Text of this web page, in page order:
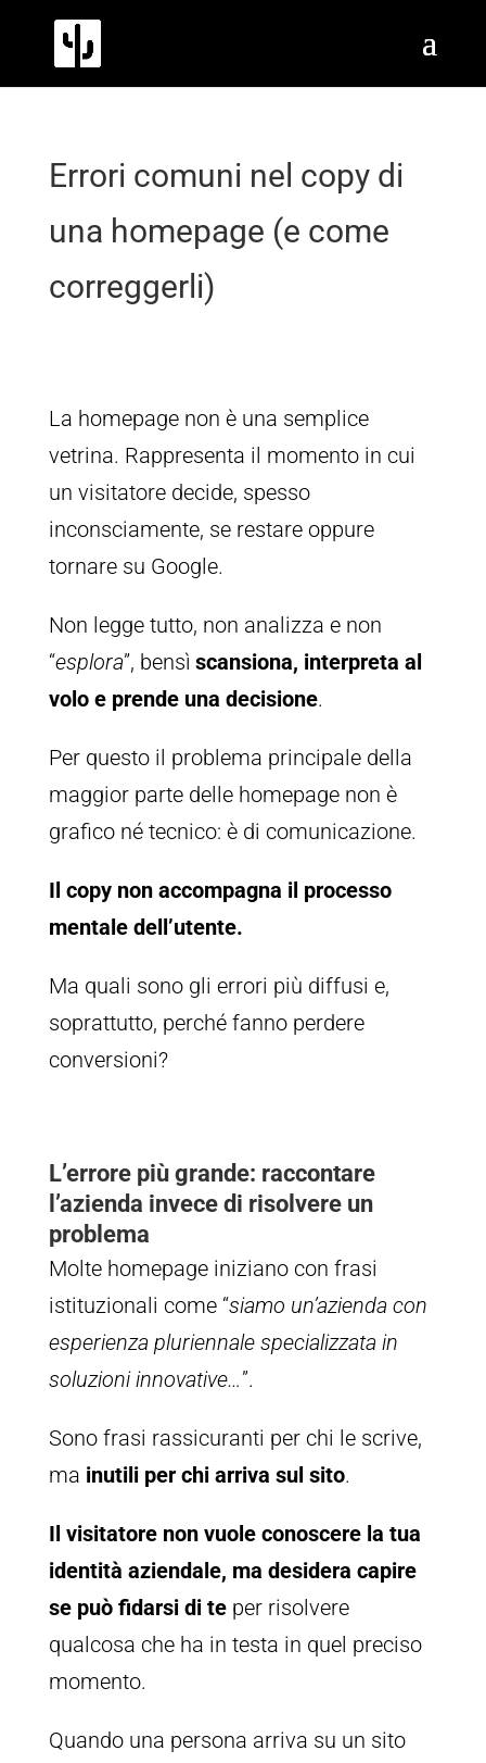
Errori comuni nel copy di
una homepage (e come
correggerli)
La homepage non è una semplice
vetrina. Rappresenta il momento in cui
un visitatore decide, spesso
inconsciamente, se restare oppure
tornare su Google.
Non legge tutto, non analizza e non
“esplora”, bensì scansiona, interpreta al
volo e prende una decisione.
Per questo il problema principale della
maggior parte delle homepage non è
grafico né tecnico: è di comunicazione.
Il copy non accompagna il processo
mentale dell’utente.
Ma quali sono gli errori più diffusi e,
soprattutto, perché fanno perdere
conversioni?
L’errore più grande: raccontare
l’azienda invece di risolvere un
problema
Molte homepage iniziano con frasi
istituzionali come “siamo un’azienda con
esperienza pluriennale specializzata in
soluzioni innovative…”.
Sono frasi rassicuranti per chi le scrive,
ma inutili per chi arriva sul sito.
Il visitatore non vuole conoscere la tua
identità aziendale, ma desidera capire
se può fidarsi di teper risolvere
qualcosa che ha in testa in quel preciso
momento.
Quando una persona arriva su un sito